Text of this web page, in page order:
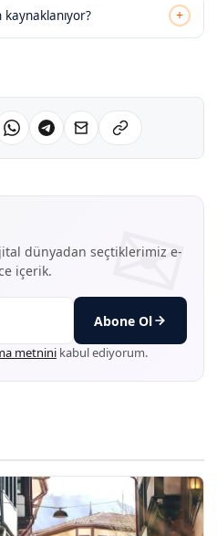
+
dünyadan seçtiklerimiz e-
içerik.
Abone Ol
metnini kabul ediyorum.